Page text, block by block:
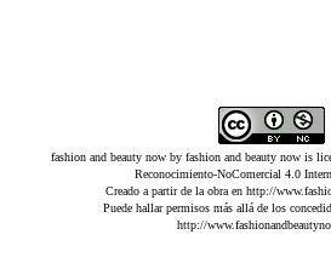
fashion and beauty now by fashion and beauty now is
Reconocimiento-NoComercial 4.0
Creado a partir de la obra en http://
Puede hallar permisos más allá de los
http://